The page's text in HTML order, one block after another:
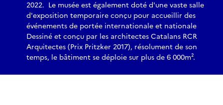
2022. Le musée est également doté d'une vaste salle
d'exposition temporaire conçu pour accueillir des
événements de portée internationale et nationale
Dessiné et conçu par les architectes Catalans RCR
Arquitectes (Prix Pritzker 2017), résolument de son
temps, le bâtiment se déploie sur plus de 6 000m².